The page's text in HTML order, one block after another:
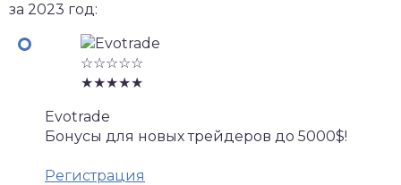
за 2023 год:
☆☆☆☆☆
★★★★★
Evotrade
Бонусы для новых трейдеров до 5000$!
Регистрация